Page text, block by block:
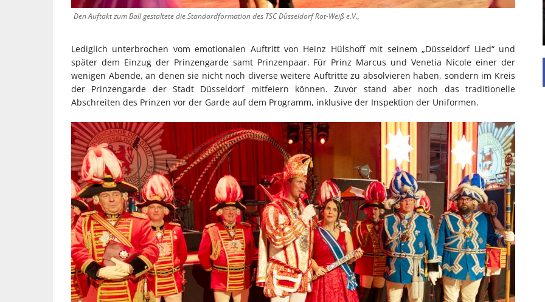
Den Auftakt zum Ball gestaltete die Standardformation des TSC Düsseldorf Rot-Weiß e.V.,
Lediglich unterbrochen vom emotionalen Auftritt von Heinz Hülshoff mit seinem „Düsseldorf Lied“ und
später dem Einzug der Prinzengarde samt Prinzenpaar. Für Prinz Marcus und Venetia Nicole einer der
wenigen Abende, an denen sie nicht noch diverse weitere Auftritte zu absolvieren haben, sondern im Kreis
der Prinzengarde der Stadt Düsseldorf mitfeiern können. Zuvor stand aber noch das traditionelle
Abschreiten des Prinzen vor der Garde auf dem Programm, inklusive der Inspektion der Uniformen.
diesen Stil sind große Räume, schlicht gehalten
mit rustikalen Elementen und großen